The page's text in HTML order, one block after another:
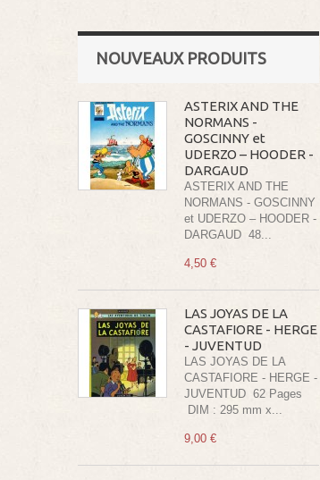
NOUVEAUX PRODUITS
ASTERIX AND THE
NORMANS -
GOSCINNY et
UDERZO – HOODER -
DARGAUD
ASTERIX AND THE
NORMANS - GOSCINNY
et UDERZO – HOODER -
DARGAUD 48...
4,50 €
LAS JOYAS DE LA
CASTAFIORE - HERGE
- JUVENTUD
LAS JOYAS DE LA
CASTAFIORE - HERGE -
JUVENTUD 62 Pages
DIM : 295 mm x...
9,00 €